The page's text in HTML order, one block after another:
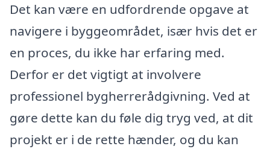
Det kan være en udfordrende opgave at
navigere i byggeområdet, især hvis det er
en proces, du ikke har erfaring med.
Derfor er det vigtigt at involvere
professionel bygherrerådgivning. Ved at
gøre dette kan du føle dig tryg ved, at dit
projekt er i de rette hænder, og du kan